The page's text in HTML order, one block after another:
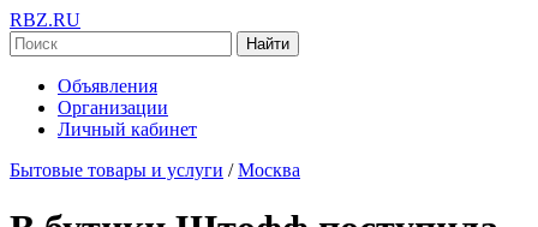
RBZ.RU
Найти
Объявления
Организации
Личный кабинет
Бытовые товары и услуги / Москва